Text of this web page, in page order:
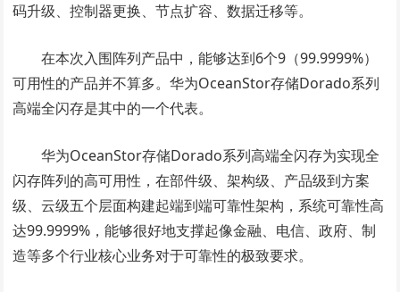
码升级、控制器更换、节点扩容、数据迁移等。
在本次入围阵列产品中，能够达到6个9（99.9999%）
可用性的产品并不算多。华为OceanStor存储Dorado系列
高端全闪存是其中的一个代表。
华为OceanStor存储Dorado系列高端全闪存为实现全
闪存阵列的高可用性，在部件级、架构级、产品级到方案
级、云级五个层面构建起端到端可靠性架构，系统可靠性高
达99.9999%，能够很好地支撑起像金融、电信、政府、制
造等多个行业核心业务对于可靠性的极致要求。